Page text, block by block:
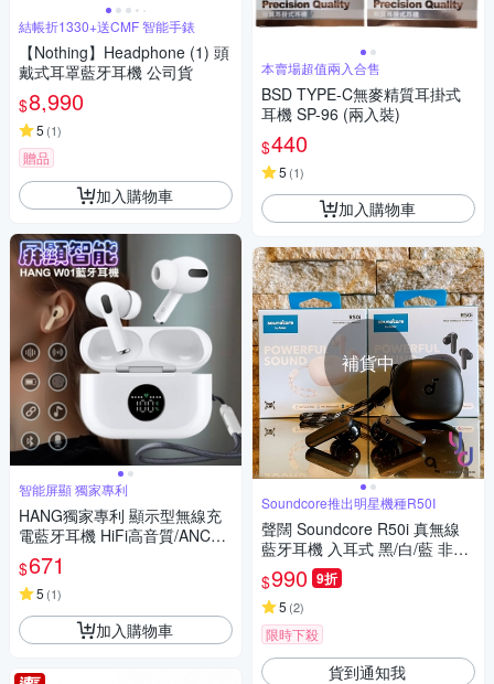
結帳折1330+送CMF 智能手錶
【Nothing】Headphone (1) 頭
戴式耳罩藍牙耳機 公司貨
$8,990
5 (1)
贈品
加入購物車
智能屏顯 獨家專利
HANG獨家專利 顯示型無線充
電藍牙耳機 HiFi高音質/ANC降
噪/無線充電
$671
5 (1)
加入購物車
本賣場超值兩入合售
BSD TYPE-C無麥精質耳掛式
耳機 SP-96 (兩入裝)
$440
5 (1)
加入購物車
補貨中
Soundcore推出明星機種R50I
聲闊 Soundcore R50i 真無線
藍牙耳機 入耳式 黑/白/藍 非降
噪 通話清晰 2年保
$990 9折
5 (2)
限時下殺
貨到通知我